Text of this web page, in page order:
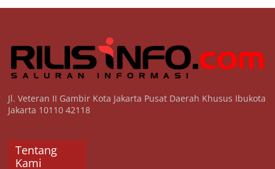
Jl. Veteran II Gambir Kota Jakarta Pusat Daerah Khusus Ibukota
Jakarta 10110 42118
Tentang
Kami